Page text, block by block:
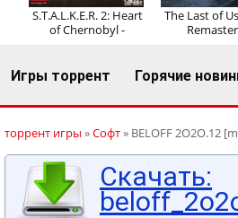
S.T.A.L.K.E.R. 2: Heart
of Chernobyl -
The Last of
Игры торрент Горячие
торрент игры »Софт» BELOFF 2O2O.12
Скачать: